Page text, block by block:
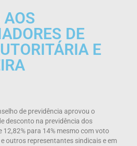
AOS
DE
E
de previdência aprovou o
desconto na previdência dos
12,82% para 14% mesmo com voto
outros representantes sindicais e em